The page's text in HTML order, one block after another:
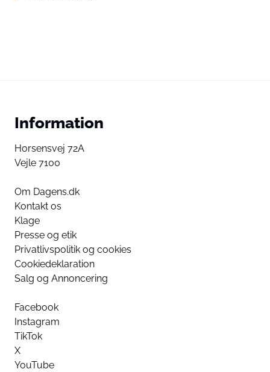
Information
Horsensvej 72A
Vejle 7100
Om Dagens.dk
Kontakt os
Klage
Presse og etik
Privatlivspolitik og cookies
Cookiedeklaration
Salg og Annoncering
Facebook
Instagram
TikTok
X
YouTube